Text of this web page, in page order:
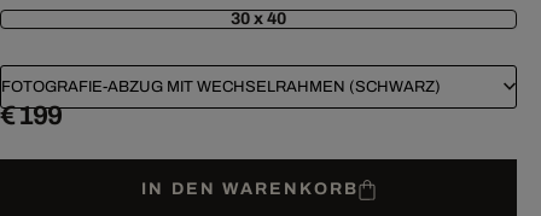
30 x 40
FOTOGRAFIE-ABZUG MIT WECHSELRAHMEN (SCHWARZ)
€ 199
IN DEN WARENKORB